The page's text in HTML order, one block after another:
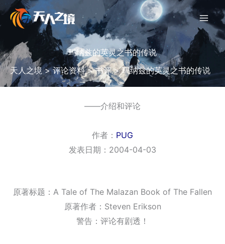
跳
容
玛纳兹的英灵之书的传说
天人之境>评论资料>书评>玛纳兹的英灵之书的传说
――介绍和评论
作者： PUG
发表日期：2004-04-03
原著标题：A Tale of The Malazan Book of The Fallen
原著作者：Steven Erikson
警告：评论有剧透！